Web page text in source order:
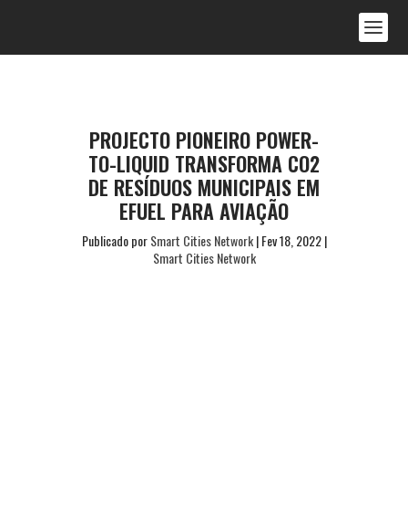
PROJECTO PIONEIRO POWER-
TO-LIQUID TRANSFORMA CO2
DE RESÍDUOS MUNICIPAIS EM
EFUEL PARA AVIAÇÃO
Publicado porSmart Cities Network|Fev 18, 2022|
Smart Cities Network